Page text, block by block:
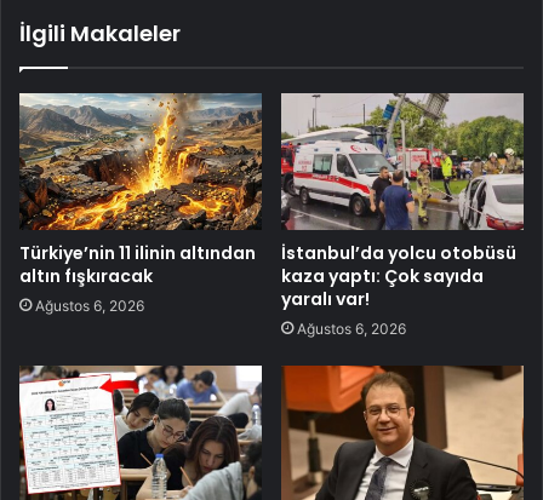
İlgili Makaleler
Türkiye’nin 11 ilinin altından
altın fışkıracak
Ağustos 6, 2026
İstanbul’da yolcu otobüsü
kaza yaptı: Çok sayıda
yaralı var!
Ağustos 6, 2026